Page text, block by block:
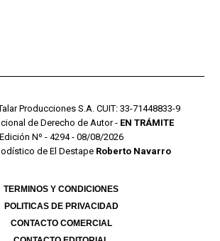
Producciones S.A. CUIT: 33-71448833-9
de Derecho de Autor - EN TRÁMITE
Edición Nº - 4294 - 08/08/2026
de El Destape Roberto Navarro
TERMINOS Y CONDICIONES
POLITICAS DE PRIVACIDAD
CONTACTO COMERCIAL